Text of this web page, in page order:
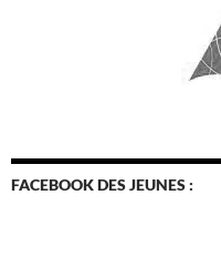
FACEBOOK DES JEUNES :